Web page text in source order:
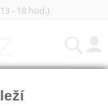
- 18 hod.)